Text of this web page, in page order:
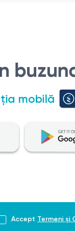
mobilă
Accept Termeni și